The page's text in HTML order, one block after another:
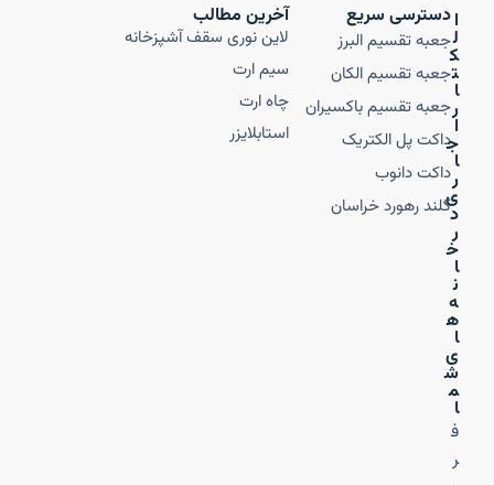
ا
ل
ک
ت
ا
ر
ا
ج
ا
ر
ی
د
ر
خ
ا
ن
ه‌
ه
ا
ی
ش
م
ا
ف
ر
دسترسی سریع
جعبه تقسیم البرز
جعبه تقسیم الکان
جعبه تقسیم باکسیران
داکت پل الکتریک
داکت دانوب
گلند رهورد خراسان
آخرین مطالب
لاین نوری سقف آشپزخانه
سیم ارت
چاه ارت
استابلایزر